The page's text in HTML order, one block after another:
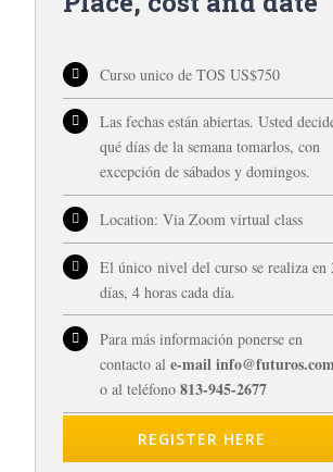
Curso unico de TOS US$750
Las fechas están abiertas. Usted
qué días de la semana tomarlos, con
excepción de sábados y domingos.
Location: Via Zoom virtual class
El único nivel del curso se realiza en
días, 4 horas cada día.
Para más información ponerse en
contacto al e-mail info@futuros.com
o al teléfono 813-945-2677
REGISTER HERE